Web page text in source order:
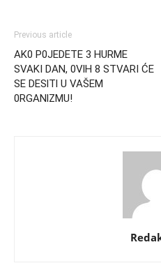
Previous article
AK0 P0JEDETE 3 HURME
SVAKI DAN, 0VlH 8 STVARI ĆE
SE DESlTl U VAŠEM
0RGANlZMU!